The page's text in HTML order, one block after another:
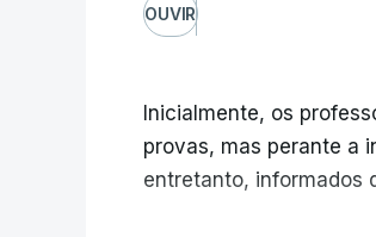
OUVIR
Inicialmente, os
provas, mas perante a
entretanto, informados